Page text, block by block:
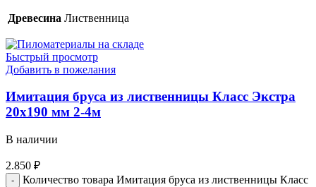
Древесина Лиственница
Быстрый просмотр
Добавить в пожелания
Имитация бруса из лиственницы Класс Экстра
20х190 мм 2-4м
В наличии
2.850 ₽
Количество товара Имитация бруса из лиственницы Класс